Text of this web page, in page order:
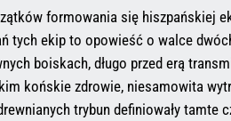
formowania się hiszpańskiej
tych ekip to opowieść o walce
boiskach, długo przed erą
końskie zdrowie, niesamowita
trybun definiowały tamte